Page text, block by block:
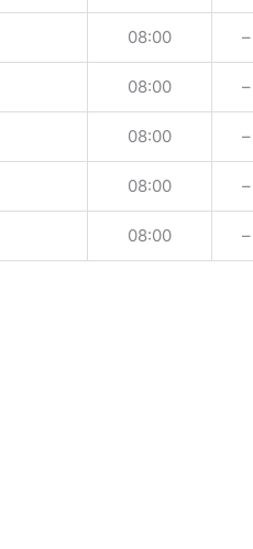
08:00 –
08:00 –
08:00 –
08:00 –
08:00 –